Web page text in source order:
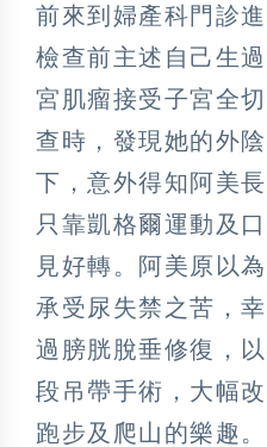
前來到婦產科門診
檢查前主述自己生
宮肌瘤接受子宮全
查時，發現她的外
下，意外得知阿美
只靠凱格爾運動及
見好轉。阿美原以
承受尿失禁之苦，
過膀胱脫垂修復，
段吊帶手術，大幅
跑步及爬山的樂趣。